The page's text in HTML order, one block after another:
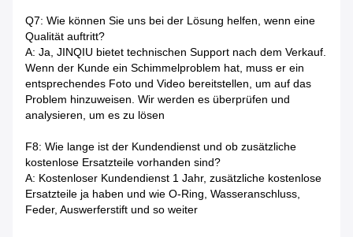
Q7: Wie können Sie uns bei der Lösung helfen, wenn eine
Qualität auftritt?
A: Ja, JINQIU bietet technischen Support nach dem Verkauf.
Wenn der Kunde ein Schimmelproblem hat, muss er ein
entsprechendes Foto und Video bereitstellen, um auf das
Problem hinzuweisen. Wir werden es überprüfen und
analysieren, um es zu lösen
F8: Wie lange ist der Kundendienst und ob zusätzliche
kostenlose Ersatzteile vorhanden sind?
A: Kostenloser Kundendienst 1 Jahr, zusätzliche kostenlose
Ersatzteile ja haben und wie O-Ring, Wasseranschluss,
Feder, Auswerferstift und so weiter